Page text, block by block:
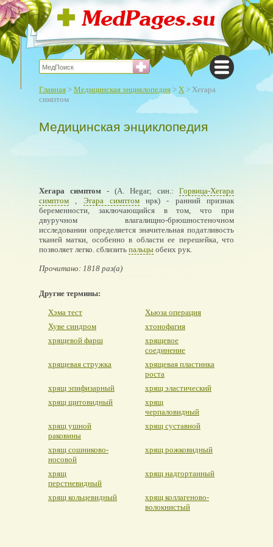
Главная > Медицинская энциклопедия > Х > Хегара
симптом
Медицинская энциклопедия
Хегара симптом - (А. Hegar; син.: Горвица-Хегара
симптом , Эгара симптомнрк) - ранний признак
беременности, заключающийся в том, что при
двуручном влагалищно-брюшностеночном
исследовании определяется значительная податливость
тканей матки, особенно в области ее перешейка, что
позволяет легко. сблизить пальцы обеих рук.
Прочитано: 1818 раз(а)
Другие термины:
Хэма тест
Хьюза операция
Хуве синдром
хтонофагия
хрящевой фарш
хрящевое
соединение
хрящевая стружка
хрящевая пластинка
роста
хрящ эпифизарный
хрящ эластический
хрящ щитовидный
хрящ
черпаловидный
хрящ ушной
раковины
хрящ суставной
хрящ сошниково-
носовой
хрящ рожковидный
хрящ
перстневидный
хрящ надгортанный
хрящ кольцевидный
хрящ коллагеново-
волокнистый